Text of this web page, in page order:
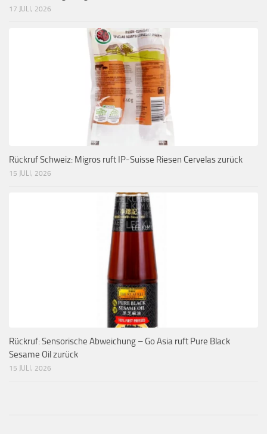
17 JULI, 2026
Rückruf Schweiz: Migros ruft IP-Suisse Riesen Cervelas zurück
15 JULI, 2026
Rückruf: Sensorische Abweichung – Go Asia ruft Pure Black
Sesame Oil zurück
15 JULI, 2026